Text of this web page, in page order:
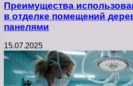
Преимущества
в отделке помещений
панелями
15.07.2025